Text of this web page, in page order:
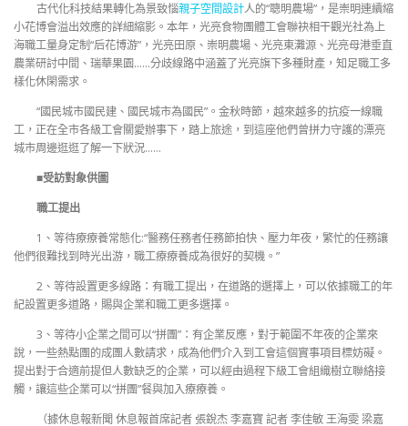
古代化科技結果轉化為景致惱親子空間設計人的“聰明農場”，是崇明連續縮
小花博會溢出效應的詳細縮影。本年，光亮食物團體工會聯袂相干觀光社為上
海職工量身定制“后花博游”，光亮田原、崇明農場、光亮東灘源、光亮母港垂直
農業研討中間、瑞華果園……分歧線路中涵蓋了光亮旗下多種財產，知足職工多
樣化休閑需求。
“國民城市國民建、國民城市為國民”。金秋時節，越來越多的抗疫一線職
工，正在全市各級工會關愛辦事下，踏上旅途，到這座他們曾拼力守護的漂亮
城市周邊逛逛了解一下狀況……
■受訪對象供圖
職工提出
1、等待療療養常態化:“醫務任務者任務節拍快、壓力年夜，繁忙的任務讓
他們很難找到時光出游，職工療療養成為很好的契機。”
2、等待設置更多線路：有職工提出，在道路的選擇上，可以依據職工的年
紀設置更多道路，賜與企業和職工更多選擇。
3、等待小企業之間可以“拼團”：有企業反應，對于範圍不年夜的企業來
說，一些熱點團的成團人數請求，成為他們介入到工會這個實事項目標妨礙。
提出對于合適前提但人數缺乏的企業，可以經由過程下級工會組織樹立聯絡接
觸，讓這些企業可以“拼團”餐與加入療療養。
（據休息報新聞 休息報首席記者 張銳杰 李嘉寶 記者 李佳敏 王海雯 梁嘉